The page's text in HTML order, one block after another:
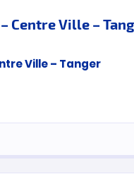
Centre Ville –